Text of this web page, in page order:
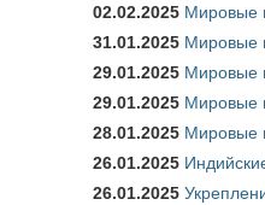
02.02.2025 Мировые
31.01.2025 Мировые
29.01.2025 Мировые
29.01.2025 Мировые
28.01.2025 Мировые
26.01.2025
26.01.2025